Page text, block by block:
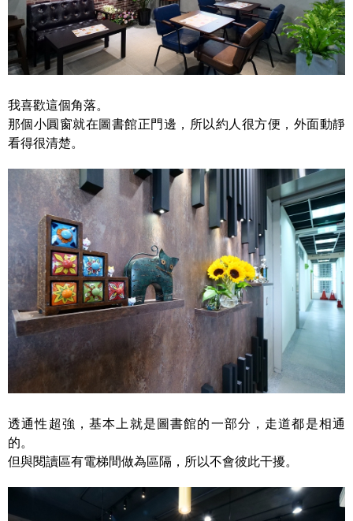
我喜歡這個角落。
那個小圓窗就在圖書館正門邊，所以約人很方便，外面動靜
看得很清楚。
透通性超強，基本上就是圖書館的一部分，走道都是相通
的。
但與閱讀區有電梯間做為區隔，所以不會彼此干擾。